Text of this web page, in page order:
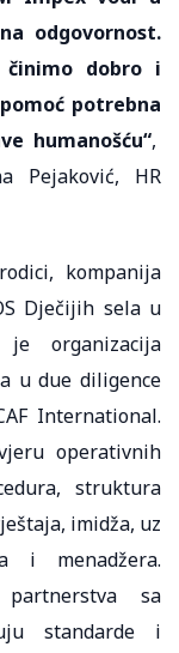
odgovornost.
dobro i
potrebna
humanošću“,
Pejaković, HR
kompanija
Dječijih sela u
organizacija
u due diligence
International.
operativnih
struktura
imidža, uz
i menadžera.
sa
standarde i